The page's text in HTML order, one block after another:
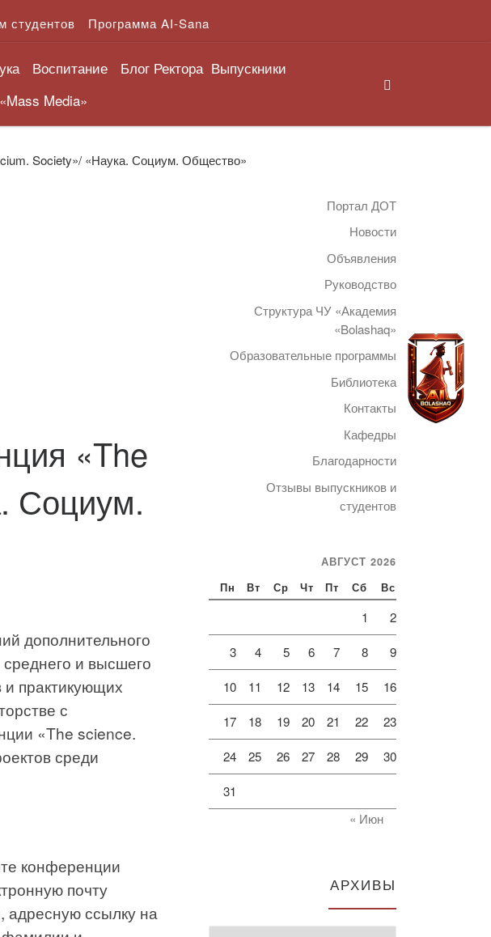
студентов Программа AI-Sana
Воспитание Блог Ректора Выпускники
Media»
Society»/ «Наука. Социум. Общество»
«The
Социум.
дополнительного
и высшего
и практикующих
с
«The science.
среди
конференции
почту
адресную ссылку на
Портал ДОТ
Новости
Объявления
Руководство
Структура ЧУ «Академия
«Bolashaq»
Образовательные программы
Библиотека
Контакты
Кафедры
Благодарности
Отзывы выпускников и
студентов
АВГУСТ 2026
Пн Вт Ср Чт Пт Сб Вс
1 2
3 4 5 6 7 8 9
10 11 12 13 14 15 16
17 18 19 20 21 22 23
24 25 26 27 28 29 30
31
« Июн
АРХИВЫ